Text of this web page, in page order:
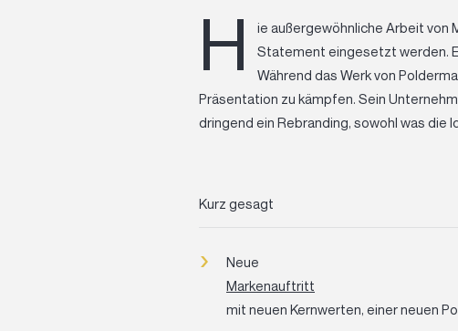
H
ie außergewöhnliche Arbeit von
Statement eingesetzt werden.
Während das Werk von
Präsentation zu kämpfen. Sein
dringend ein Rebranding, sowohl was
Kurz gesagt
Neue
Markenauftritt
mit neuen Kernwerten, einer neuen